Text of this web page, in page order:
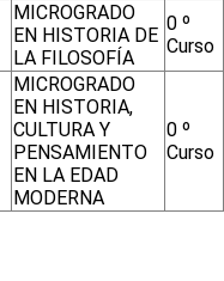
MICROGRADO
EN HISTORIA DE
LA FILOSOFÍA
0 º
Curso
MICROGRADO
EN HISTORIA,
CULTURA Y
PENSAMIENTO
EN LA EDAD
MODERNA
0 º
Curso